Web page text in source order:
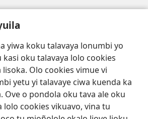
yiwa koku talavaya lonumbi yo
oku talavaya lolo cookies
Olo cookies vimue vi
yetu yi talavaye ciwa kuenda ka
Ove o pondola oku tava ale oku
lolo cookies vikuavo, vina tu
VO INTERNET Colombangi Via